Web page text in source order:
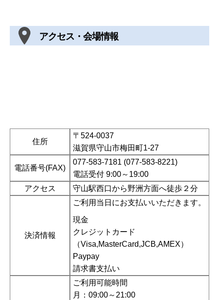
アクセス・会場情報
住所
〒524-0037
滋賀県守山市梅田町1-27
電話番号(FAX)
077-583-7181 (077-583-8221)
電話受付 9:00～19:00
アクセス
守山駅西口から野洲方面へ徒歩２分
決済情報
ご利用当日にお支払いいただきます。
現金
クレジットカード
（Visa,MasterCard,JCB,AMEX）
Paypay
請求書支払い
ご利用可能時間
月：09:00～21:00